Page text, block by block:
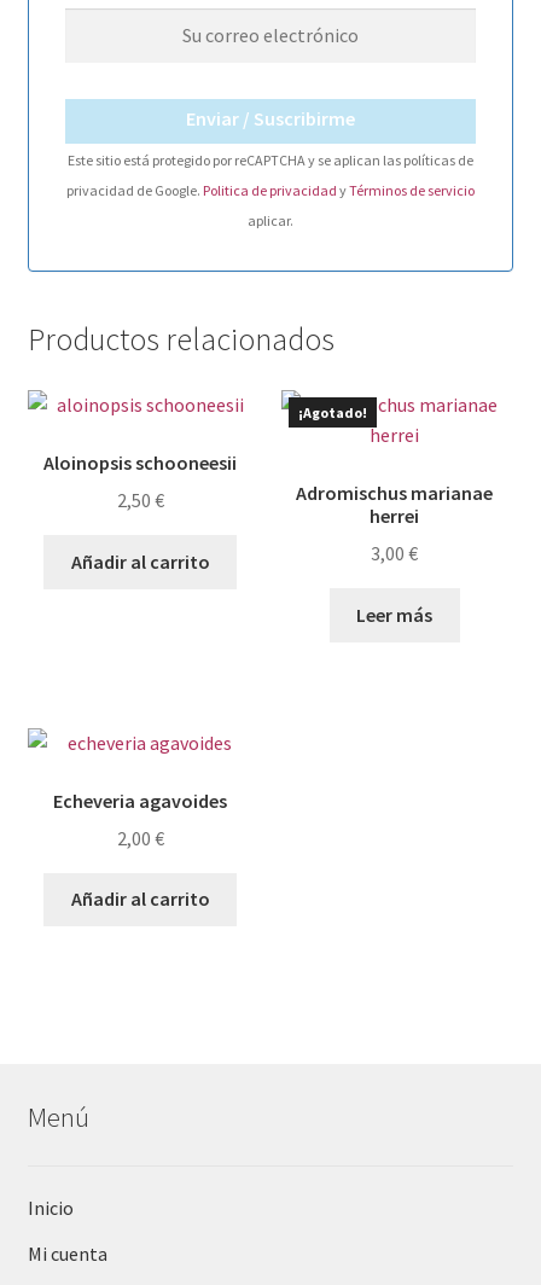
Enviar / Suscribirme
Este sitio está protegido por reCAPTCHA y se aplican las políticas de
privacidad de Google. Politica de privacidad yTérminos de servicio
aplicar.
Productos relacionados
Aloinopsis schooneesii
2,50 €
Añadir al carrito
¡Agotado!
Adromischus marianae
herrei
3,00€
Leer más
Echeveria agavoides
2,00 €
Añadir al carrito
Menú
Inicio
Mi cuenta